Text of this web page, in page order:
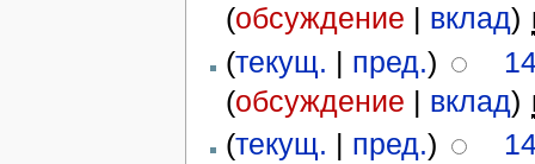
(обсуждение | вклад)
(текущ. | пред.)
(обсуждение | вклад)
(текущ. | пред.)